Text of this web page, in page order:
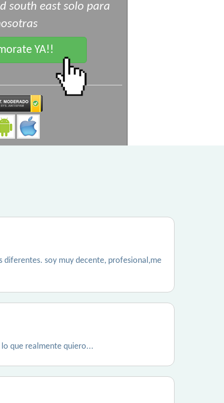
south east solo para
YA!!
diferentes. soy muy decente, profesional,me
lo que realmente quiero...